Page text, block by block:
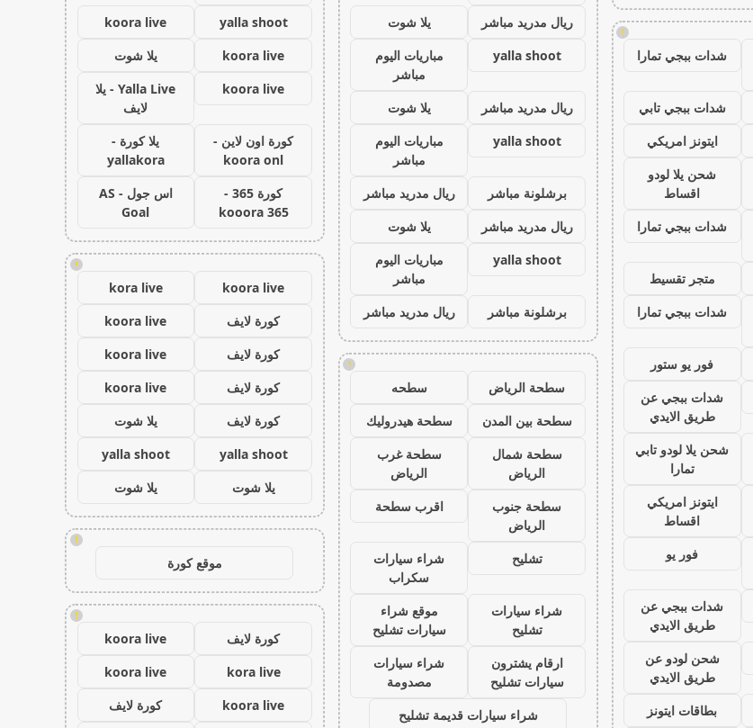
!
شدات ببجي تمارا
شدات ببجي تابي
ايتونز امريكي
شحن يلا لودو
اقساط
شدات ببجي تمارا
متجر تقسيط
شدات ببجي تمارا
فور يو ستور
شدات ببجي عن
طريق الايدي
شحن يلا لودو تابي
تمارا
ايتونز امريكي
اقساط
فور يو
شدات ببجي عن
طريق الايدي
شحن لودو عن
طريق الايدي
بطاقات ايتونز
ريال مدريد مباشر
يلا شوت
yalla shoot
مباريات اليوم
مباشر
ريال مدريد مباشر
يلا شوت
yalla shoot
مباريات اليوم
مباشر
برشلونة مباشر
ريال مدريد مباشر
ريال مدريد مباشر
يلا شوت
yalla shoot
مباريات اليوم
مباشر
برشلونة مباشر
ريال مدريد مباشر
!
سطحة الرياض
سطحه
سطحة بين المدن
سطحة هيدروليك
سطحة شمال
الرياض
سطحة غرب
الرياض
سطحة جنوب
الرياض
اقرب سطحة
تشليح
شراء سيارات
سكراب
شراء سيارات
تشليح
موقع شراء
سيارات تشليح
ارقام يشترون
سيارات تشليح
شراء سيارات
مصدومة
شراء سيارات قديمة تشليح
yalla shoot
koora live
koora live
يلا شوت
koora live
Yalla Live - يلا
لايف
كورة اون لاين -
koora onl
يلا كورة -
yallakora
كورة 365 -
kooora 365
اس جول - AS
Goal
!
koora live
kora live
كورة لايف
koora live
كورة لايف
koora live
كورة لايف
koora live
كورة لايف
يلا شوت
yalla shoot
yalla shoot
يلا شوت
يلا شوت
!
موقع كورة
!
كورة لايف
koora live
kora live
koora live
koora live
كورة لايف